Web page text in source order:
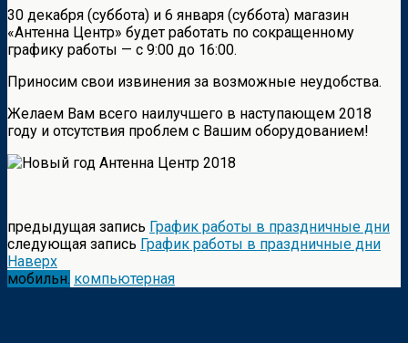
30 декабря (суббота) и 6 января (суббота) магазин
«Антенна Центр» будет работать по сокращенному
графику работы — с 9:00 до 16:00.
Приносим свои извинения за возможные неудобства.
Желаем Вам всего наилучшего в наступающем 2018
году и отсутствия проблем с Вашим оборудованием!
предыдущая запись График работы в праздничные дни
следующая запись График работы в праздничные дни
Наверх
мобильн. компьютерная